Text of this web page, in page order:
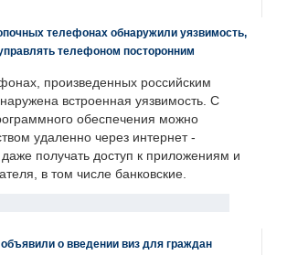
телефонах обнаружили уязвимость,
телефоном посторонним
произведенных российским
встроенная уязвимость. С
обеспечения можно
удаленно через интернет -
получать доступ к приложениям и
в том числе банковские.
о введении виз для граждан